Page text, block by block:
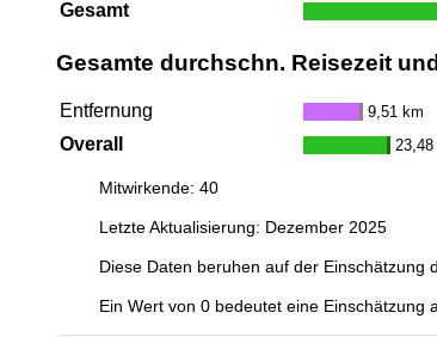
Gesamt
Gesamte durchschn. Reisezeit
Entfernung 9,51 km
Overall
Mitwirkende: 40
Letzte Aktualisierung: Dezember 2025
Diese Daten beruhen auf der Einschätzung
Ein Wert von 0 bedeutet eine Einschätzung